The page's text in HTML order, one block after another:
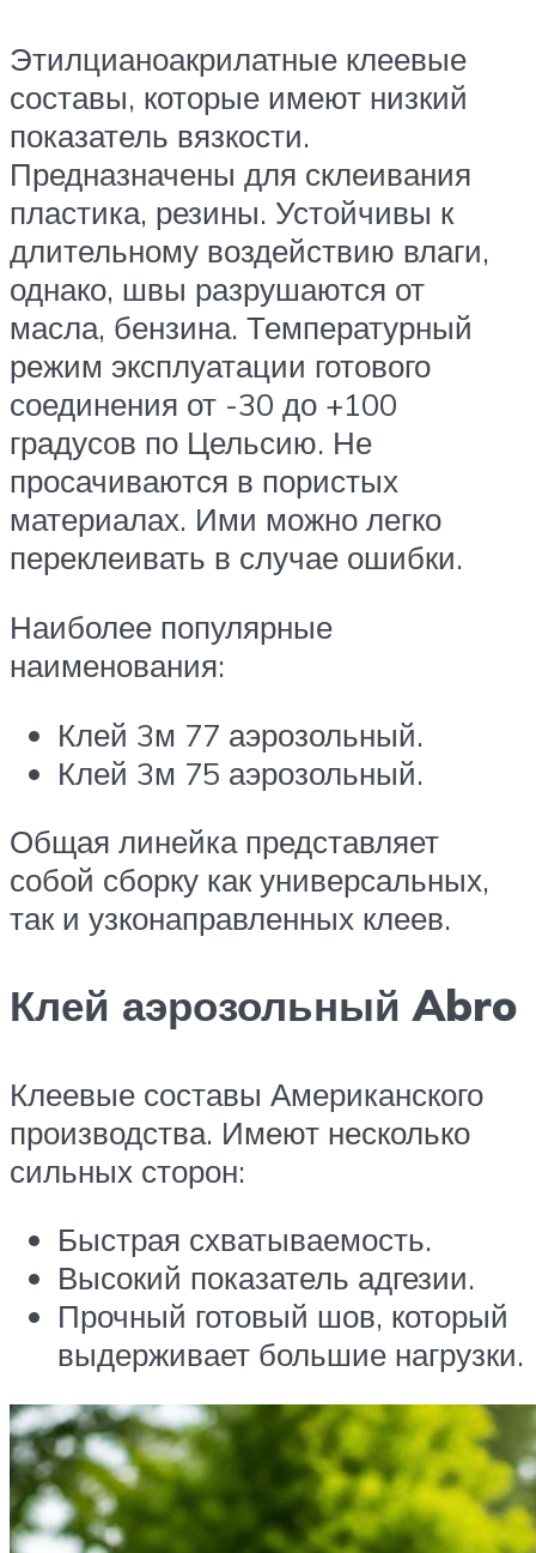
Этилцианоакрилатные клеевые
составы, которые имеют низкий
показатель вязкости.
Предназначены для склеивания
пластика, резины. Устойчивы к
длительному воздействию влаги,
однако, швы разрушаются от
масла, бензина. Температурный
режим эксплуатации готового
соединения от -30 до +100
градусов по Цельсию. Не
просачиваются в пористых
материалах. Ими можно легко
переклеивать в случае ошибки.
Наиболее популярные
наименования:
Клей 3м 77 аэрозольный.
Клей 3м 75 аэрозольный.
Общая линейка представляет
собой сборку как универсальных,
так и узконаправленных клеев.
Клей аэрозольный Abro
Клеевые составы Американского
производства. Имеют несколько
сильных сторон:
Быстрая схватываемость.
Высокий показатель адгезии.
Прочный готовый шов, который
выдерживает большие нагрузки.